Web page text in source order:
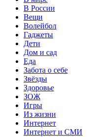
В России
Вещи
Волейбол
Гаджеты
Дети
Дом и сад
Еда
Забота о себе
Звёзды
Здоровье
ЗОЖ
Игры
Из жизни
Интернет
Интернет и СМИ